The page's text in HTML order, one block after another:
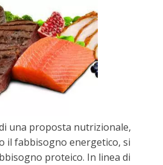
una proposta nutrizionale,
il fabbisogno energetico, si
proteico. In linea di